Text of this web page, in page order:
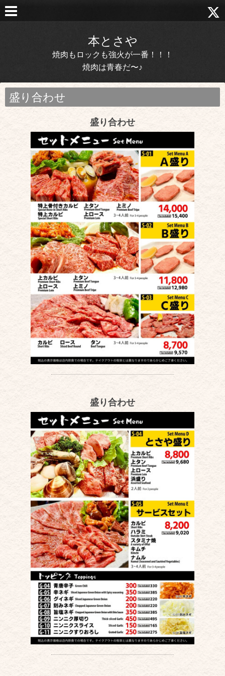
本とさや
焼肉もロックも強火が一番！！！
焼肉は青春だ〜♪
盛り合わせ
盛り合わせ
盛り合わせ